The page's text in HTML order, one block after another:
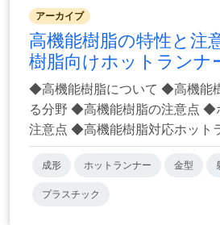
アーカイブ
高機能樹脂の特性と注
樹脂向けホットランナ
◆高機能樹脂について ◆高機能
る分野 ◆高機能樹脂の注意点 ◆
注意点 ◆高機能樹脂対応ホット
成形 ホットランナー 金型
プラスチック